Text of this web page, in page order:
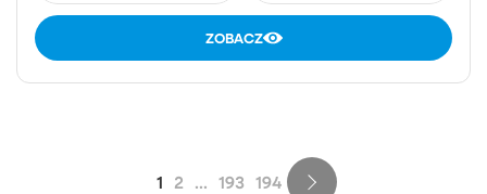
ZOBACZ
1 2 ... 193 194